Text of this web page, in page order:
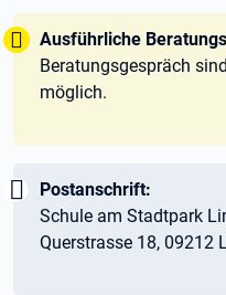
Tipp:
Ausführliche
Beratungsgespräch
möglich.
Wichtig:
Postanschrift:
Schule am Stadtpark
Querstrasse 18, 09212